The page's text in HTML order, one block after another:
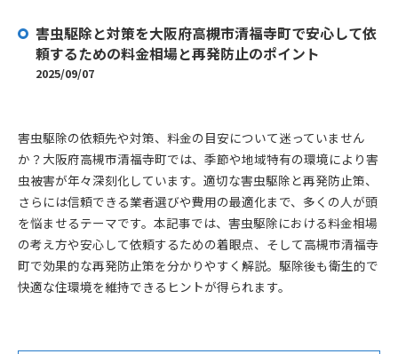
害虫駆除と対策を大阪府高槻市清福寺町で安心して依
頼するための料金相場と再発防止のポイント
2025/09/07
害虫駆除の依頼先や対策、料金の目安について迷っていません
か？大阪府高槻市清福寺町では、季節や地域特有の環境により害
虫被害が年々深刻化しています。適切な害虫駆除と再発防止策、
さらには信頼できる業者選びや費用の最適化まで、多くの人が頭
を悩ませるテーマです。本記事では、害虫駆除における料金相場
の考え方や安心して依頼するための着眼点、そして高槻市清福寺
町で効果的な再発防止策を分かりやすく解説。駆除後も衛生的で
快適な住環境を維持できるヒントが得られます。